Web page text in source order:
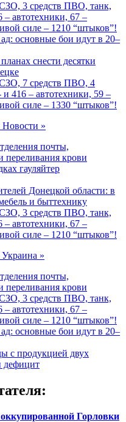
3 средств ПВО, танк,
– автотехники, 67 –
силе – 1210 “штыков”!
основные бои идут в 20–
снести десятки
7 средств ПВО, 4
и 416 – автотехники, 59 –
силе – 1330 “штыков”!
Новости »
почты,
переливания крови
гауляйтер
Донецкой области: в
и быттехнику
3 средств ПВО, танк,
– автотехники, 67 –
силе – 1210 “штыков”!
Украина »
почты,
переливания крови
3 средств ПВО, танк,
– автотехники, 67 –
силе – 1210 “штыков”!
основные бои идут в 20–
с продукцией двух
дефицит
:
Горловки